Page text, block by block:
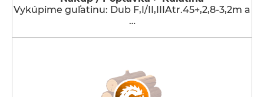
Vykúpime guľatinu: Dub F,I/II,IIIAtr.45+,2,8-3,2m a
…